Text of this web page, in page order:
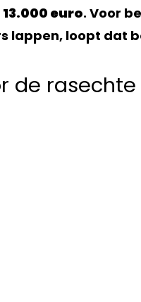
13.000 euro. Voor
lappen, loopt dat
de